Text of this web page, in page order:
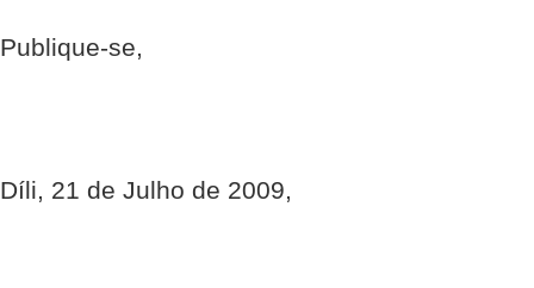
Publique-se,
Díli, 21 de Julho de 2009,